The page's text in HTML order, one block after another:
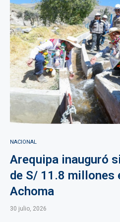
NACIONAL
Arequipa inauguró
de S/ 11.8 millones
Achoma
30 julio, 2026